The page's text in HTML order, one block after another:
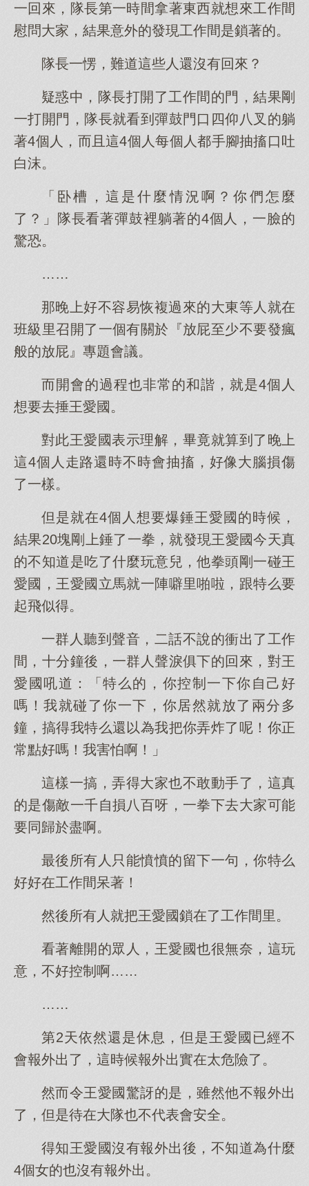
一回來，隊長第一時間拿著東西就想來工作間
慰問大家，結果意外的發現工作間是鎖著的。
隊長一愣，難道這些人還沒有回來？
疑惑中，隊長打開了工作間的門，結果剛
一打開門，隊長就看到彈鼓門口四仰八叉的躺
著4個人，而且這4個人每個人都手腳抽搐口吐
白沫。
「卧槽，這是什麼情況啊？你們怎麼
了？」隊長看著彈鼓裡躺著的4個人，一臉的
驚恐。
……
那晚上好不容易恢複過來的大東等人就在
班級里召開了一個有關於『放屁至少不要發瘋
般的放屁』專題會議。
而開會的過程也非常的和諧，就是4個人
想要去捶王愛國。
對此王愛國表示理解，畢竟就算到了晚上
這4個人走路還時不時會抽搐，好像大腦損傷
了一樣。
但是就在4個人想要爆錘王愛國的時候，
結果20塊剛上錘了一拳，就發現王愛國今天真
的不知道是吃了什麼玩意兒，他拳頭剛一碰王
愛國，王愛國立馬就一陣噼里啪啦，跟特么要
起飛似得。
一群人聽到聲音，二話不說的衝出了工作
間，十分鐘後，一群人聲淚俱下的回來，對王
愛國吼道：「特么的，你控制一下你自己好
嗎！我就碰了你一下，你居然就放了兩分多
鐘，搞得我特么還以為我把你弄炸了呢！你正
常點好嗎！我害怕啊！」
這樣一搞，弄得大家也不敢動手了，這真
的是傷敵一千自損八百呀，一拳下去大家可能
要同歸於盡啊。
最後所有人只能憤憤的留下一句，你特么
好好在工作間呆著！
然後所有人就把王愛國鎖在了工作間里。
看著離開的眾人，王愛國也很無奈，這玩
意，不好控制啊……
……
第2天依然還是休息，但是王愛國已經不
會報外出了，這時候報外出實在太危險了。
然而令王愛國驚訝的是，雖然他不報外出
了，但是待在大隊也不代表會安全。
得知王愛國沒有報外出後，不知道為什麼
4個女的也沒有報外出。